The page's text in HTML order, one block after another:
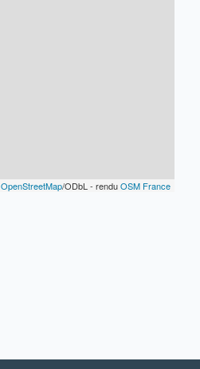
OpenStreetMap/ODbL - renduOSM France